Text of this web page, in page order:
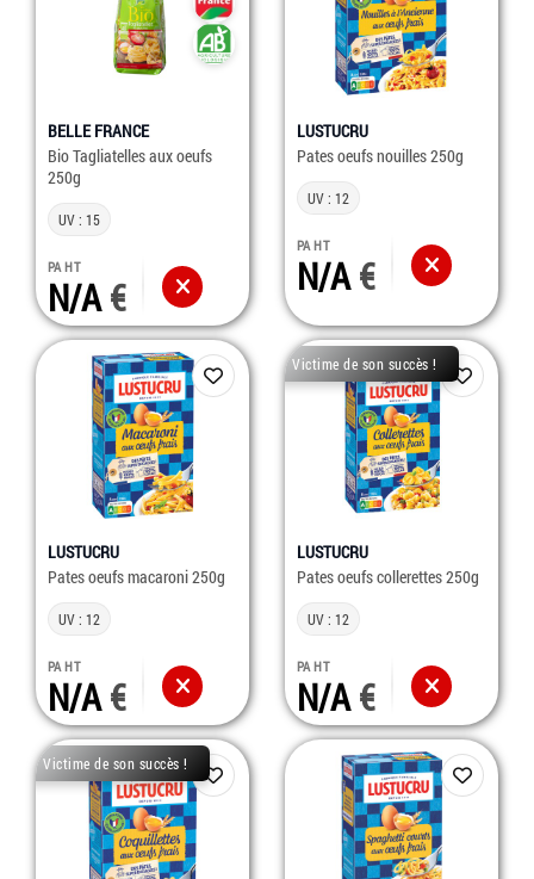
BELLE FRANCE
Bio Tagliatelles aux oeufs
250g
UV : 15
PA HT
N/A
LUSTUCRU
Pates oeufs nouilles 250g
UV : 12
PA HT
N/A
LUSTUCRU
Pates oeufs macaroni 250g
UV : 12
PA HT
N/A
Victime de son succès !
LUSTUCRU
Pates oeufs collerettes 250g
UV : 12
PA HT
N/A
Victime de son succès !